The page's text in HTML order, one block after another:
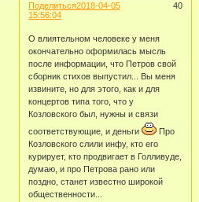
Поделиться 40
2018-04-05
15:56:04
О влиятельном человеке у меня
окончательно оформилась мысль
после информации, что Петров свой
сборник стихов выпустил... Вы меня
извините, но для этого, как и для
концертов типа того, что у
Козловского был, нужны и связи
соответствующие, и деньги
Про
Козловского слили инфу, кто его
курирует, кто продвигает в Голливуде,
думаю, и про Петрова рано или
поздно, станет известно широкой
общественности...